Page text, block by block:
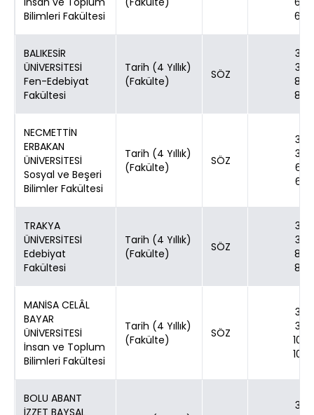
Bilimleri Fakültesi
60
BALIKESİR
ÜNİVERSİTESİ
Fen-Edebiyat
Fakültesi
Tarih (4 Yıllık)
(Fakülte)
SÖZ
30
30
80
80
NECMETTİN
ERBAKAN
ÜNİVERSİTESİ
Sosyal ve Beşeri
Bilimler Fakültesi
Tarih (4 Yıllık)
(Fakülte)
SÖZ
30
30
65
65
TRAKYA
ÜNİVERSİTESİ
Edebiyat
Fakültesi
Tarih (4 Yıllık)
(Fakülte)
SÖZ
30
30
80
80
MANİSA CELÂL
BAYAR
ÜNİVERSİTESİ
İnsan ve Toplum
Bilimleri Fakültesi
Tarih (4 Yıllık)
(Fakülte)
SÖZ
30
30
100
100
BOLU ABANT
İZZET BAYSAL
30